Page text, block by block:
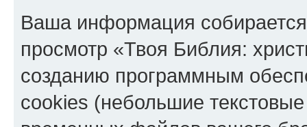
Ваша информация
просмотр «Твоя Библия:
созданию программным
cookies (небольшие